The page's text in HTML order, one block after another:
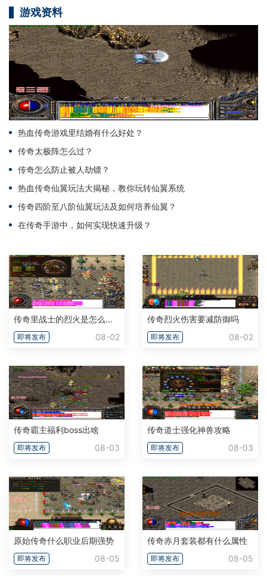
游戏资料
热血传奇游戏里结婚有什么好处？
传奇太极阵怎么过？
传奇怎么防止被人劫镖？
热血传奇仙翼玩法大揭秘，教你玩转仙翼系统
传奇四阶至八阶仙翼玩法及如何培养仙翼？
在传奇手游中，如何实现快速升级？
传奇里战士的烈火是怎么算的啊
即将发布 08-02
传奇烈火伤害要减防御吗
即将发布 08-02
传奇霸主福利boss出啥
即将发布 08-03
传奇道士强化神兽攻略
即将发布 08-03
原始传奇什么职业后期强势
即将发布 08-05
传奇赤月套装都有什么属性
即将发布 08-05